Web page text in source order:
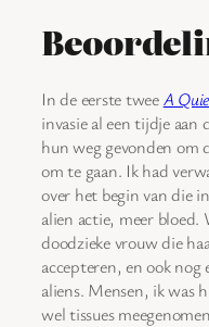
In de eerste tweeA
invasie al een tijdje aan
hun weg gevonden om
om te gaan. Ik had
over het begin van die
alien actie, meer bloed.
doodzieke vrouw die
accepteren, en ook nog
aliens. Mensen, ik was
wel tissues